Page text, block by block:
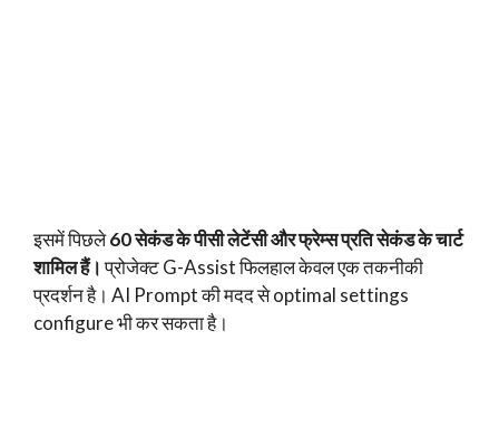
इसमें पिछले60 सेकंड के पीसी लेटेंसी और फ्रेम्स प्रति सेकंड के चार्ट
शामिल हैं।प्रोजेक्ट G-Assist फिलहाल केवल एक तकनीकी
प्रदर्शन है। AI Prompt की मदद से optimal settings
configure भी कर सकता है।